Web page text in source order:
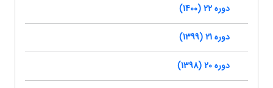
دوره 22 (1400)
دوره 21 (1399)
دوره 20 (1398)